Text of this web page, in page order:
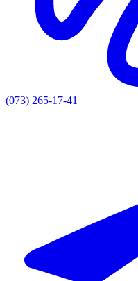
(073) 265-17-41